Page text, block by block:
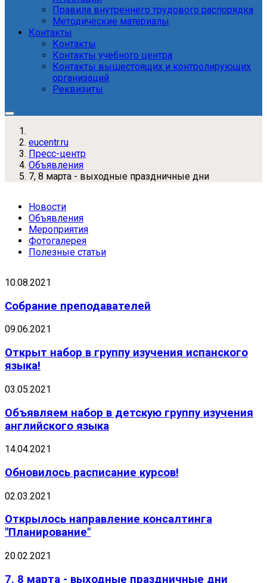
Правила внутреннего трудового распорядка
Методические материалы
Контакты
Контакты
Контакты учебного центра
Контакты вышестоящих и контролирующих
организаций
Реквизиты
eucentr.ru
Пресс-центр
Объявления
7, 8 марта - выходные праздничные дни
Новости
Объявления
Мероприятия
Фотогалерея
Полезные статьи
10.08.2021
Собрание преподавателей
09.06.2021
Открыт набор в группу изучения испанского
языка!
03.05.2021
Объявляем набор в детскую группу изучения
английского языка
14.04.2021
Обновилось расписание курсов!
02.03.2021
Открылось направление консалтинга
"Планирование"
20.02.2021
7, 8 марта - выходные праздничные дни